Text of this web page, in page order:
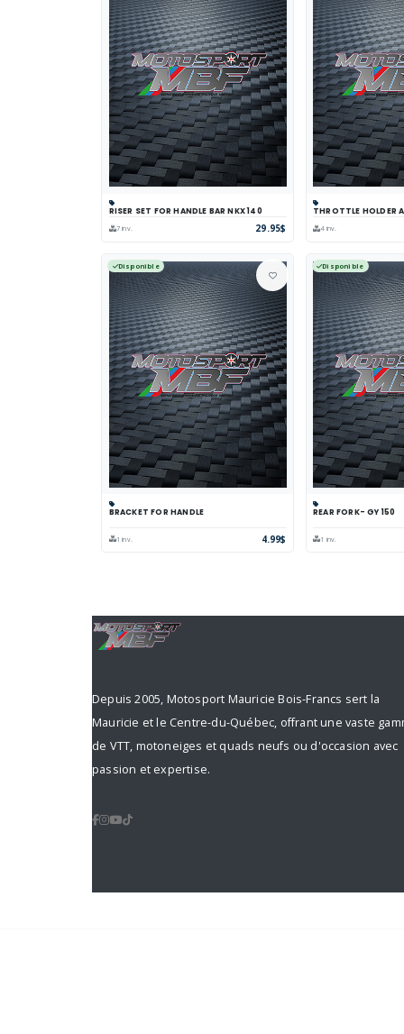
Panier Comparer Voir
RISER SET FOR HANDLE BAR NKX 140
7 inv. 29.95$
Panier
THROTTLE HOLDER
4 inv.
Disponible
Panier Comparer
BRACKET FOR HANDLE
1 inv. 4.99$
Disponible
Panier
REAR FORK- GY 150
1 inv.
Depuis 2005, Motosport Mauricie Bois-Francs sert la
Mauricie et le Centre-du-Québec, offrant une vaste
de VTT, motoneiges et quads neufs ou d'occasion avec
passion et expertise.